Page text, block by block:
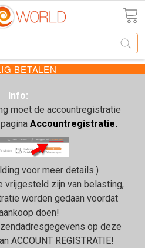
BETALEN
Info:
moet de accountregistratie
Accountregistratie.
voor meer details.)
vrijgesteld zijn van belasting,
worden gedaan voordat
doen!
op deze
ACCOUNT REGISTRATIE!